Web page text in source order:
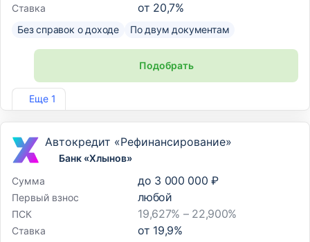
Еще 1
Ставка от 20,7%
Без справок о доходе По двум документам
Подобрать
Лиц. №2707
Автокредит «Рефинансирование»
Банк «Хлынов»
Сумма
до 3 000 000 ₽
Первый взнос любой
ПСК 19,627% – 22,900%
Ставка от 19,9%